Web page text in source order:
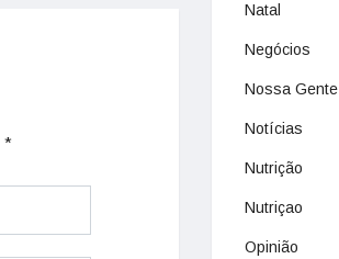
*
Natal
Negócios
Nossa Gente
Notícias
Nutrição
Nutriçao
Opinião